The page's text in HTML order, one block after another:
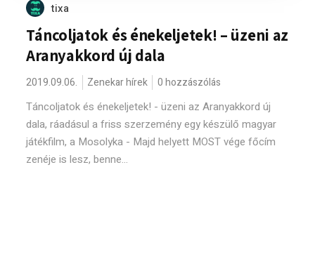
tixa
Táncoljatok és énekeljetek! – üzeni az
Aranyakkord új dala
2019.09.06. Zenekar hírek 0 hozzászólás
Táncoljatok és énekeljetek! - üzeni az Aranyakkord új
dala, ráadásul a friss szerzemény egy készülő magyar
játékfilm, a Mosolyka - Majd helyett MOST vége főcím
zenéje is lesz, benne...